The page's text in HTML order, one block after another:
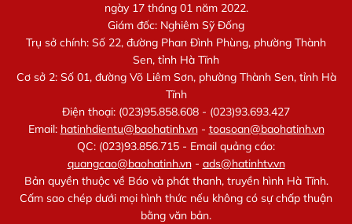
ngày 17 tháng 01 năm 2022.
Giám đốc: Nghiêm Sỹ Đống
Trụ sở chính: Số 22, đường Phan Đình Phùng, phường Thành
Sen, tỉnh Hà Tĩnh
Cơ sở 2: Số 01, đường Võ Liêm Sơn, phường Thành Sen, tỉnh Hà
Tĩnh
Điện thoại: (023)95.858.608 - (023)93.693.427
Email: hatinhdientu@baohatinh.vn- toasoan@baohatinh.vn
QC: (023)93.856.715 - Email quảng cáo:
quangcao@baohatinh.vn- ads@hatinhtv.vn
Bản quyền thuộc về Báo và phát thanh, truyền hình Hà Tĩnh.
Cấm sao chép dưới mọi hình thức nếu không có sự chấp thuận
bằng văn bản.